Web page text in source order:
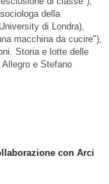
della
di Londra),
macchina da cucire"),
Storia e lotte delle
e Stefano
con Arci